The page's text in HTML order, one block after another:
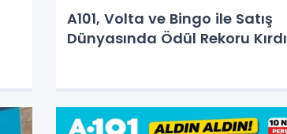
A101, Volta ve Bingo ile Satış
Dünyasında Ödül Rekoru Kırdı